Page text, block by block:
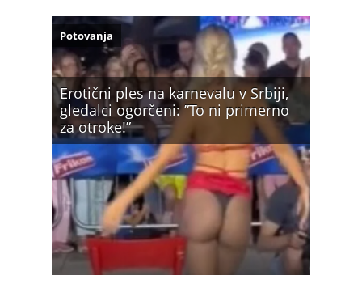
Erotični ples na karnevalu v Srbiji,
gledalci ogorčeni: ”To ni primerno
za otroke!”
Potovanja